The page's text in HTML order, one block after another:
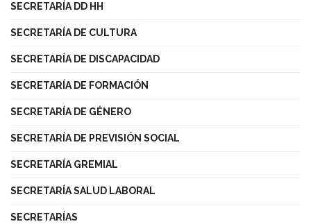
SECRETARÍA DD HH
SECRETARÍA DE CULTURA
SECRETARÍA DE DISCAPACIDAD
SECRETARÍA DE FORMACIÓN
SECRETARÍA DE GÉNERO
SECRETARÍA DE PREVISIÓN SOCIAL
SECRETARÍA GREMIAL
SECRETARÍA SALUD LABORAL
SECRETARÍAS